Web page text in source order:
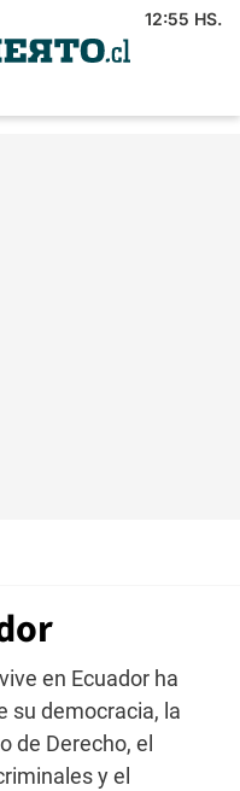
12:55 HS.
en Ecuador ha
su democracia, la
de Derecho, el
y el